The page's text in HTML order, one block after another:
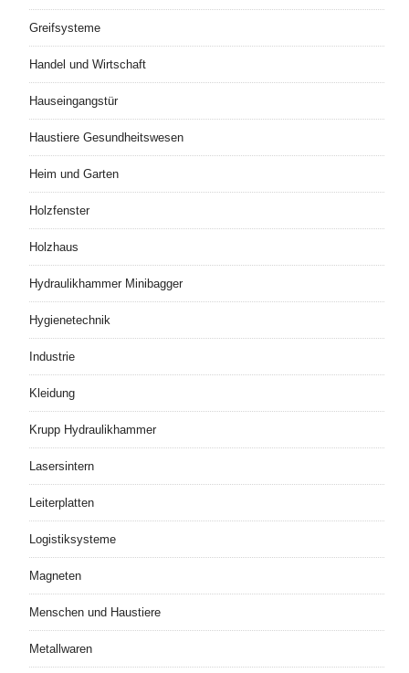
Greifsysteme
Handel und Wirtschaft
Hauseingangstür
Haustiere Gesundheitswesen
Heim und Garten
Holzfenster
Holzhaus
Hydraulikhammer Minibagger
Hygienetechnik
Industrie
Kleidung
Krupp Hydraulikhammer
Lasersintern
Leiterplatten
Logistiksysteme
Magneten
Menschen und Haustiere
Metallwaren